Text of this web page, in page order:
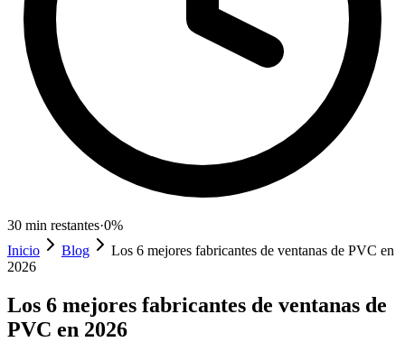
30 min restantes·0%
Inicio
Blog
Los 6 mejores fabricantes de ventanas de PVC en
2026
Los 6 mejores fabricantes de ventanas de
PVC en 2026